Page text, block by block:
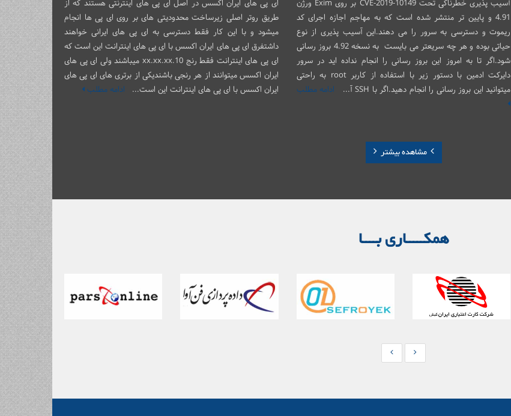
آسیب پذیری خطرناکی تحت CVE-2019-10149 بر روی Exim ورژن
4.91 و پایین تر منتشر شده است که به مهاجم اجازه اجرای کد
ریموت و دسترسی به سرور را می دهند.این آسیب پذیری از نوع
حیاتی بوده و هر چه سریعتر می بایست به نسخه 4.92 بروز رسانی
شود.اگر تا به امروز این بروز رسانی را انجام نداده اید در سرور
دایرکت ادمین با دستور زیر با استفاده از کاربر root به راحتی
میتوانید این بروز رسانی را انجام دهید.اگر با SSH آ...
ادامه مطلب
ای پی های ایران اکسس در اصل ای پی های اینترنتی هستند که از
طریق روتر اصلی زیرساخت محدودیتی های بر روی ای پی ها انجام
میشود و با این کار فقط دسترسی به ای پی های ایرانی خواهند
داشتفرق ای پی های ایران اکسس با ای پی های اینترانت این است که
ای پی های اینترانت فقط رنج 10.xx.xx.xx میباشند ولی ای پی های
ایران اکسس میتوانند از هر رنجی باشندیکی از برتری های ای پی های
ایران اکسس با ای پی های اینترانت این است... ادامه مطلب
مشاهده بیشتر
همکـــــاری بــــا